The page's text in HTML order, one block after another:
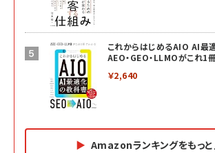
これからはじめるAIO AI最
AEO・GEO・LLMOがこれ1
￥2,640
Amazonランキングをもっ